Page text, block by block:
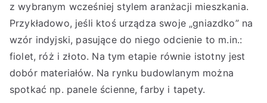
z wybranym wcześniej stylem aranżacji mieszkania.
Przykładowo, jeśli ktoś urządza swoje „gniazdko” na
wzór indyjski, pasujące do niego odcienie to m.in.:
fiolet, róż i złoto. Na tym etapie równie istotny jest
dobór materiałów. Na rynku budowlanym można
spotkać np. panele ścienne, farby i tapety.